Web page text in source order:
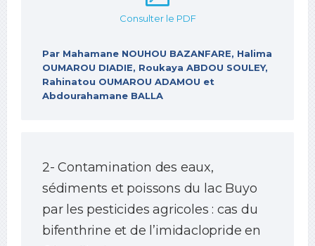
Consulter le PDF
Par Mahamane NOUHOU BAZANFARE, Halima
OUMAROU DIADIE, Roukaya ABDOU SOULEY,
Rahinatou OUMAROU ADAMOU et
Abdourahamane BALLA
2- Contamination des eaux,
sédiments et poissons du lac Buyo
par les pesticides agricoles : cas du
bifenthrine et de l’imidaclopride en